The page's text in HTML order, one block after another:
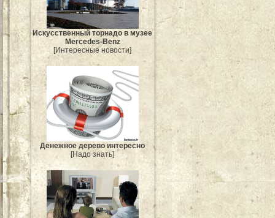
Искусственный торнадо в музее
Mercedes-Benz
[Интересные новости]
Денежное дерево интересно
[Надо знать]